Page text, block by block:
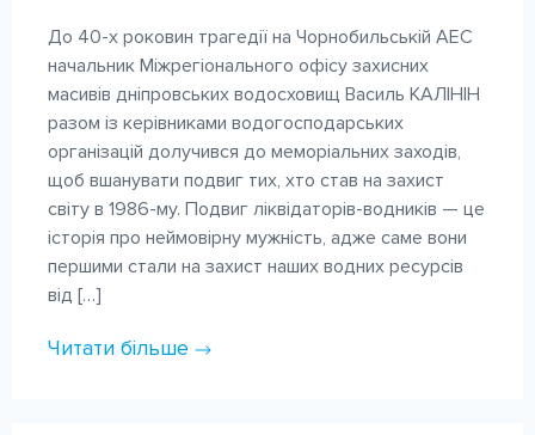
До 40-х роковин трагедії на Чорнобильській АЕС
начальник Міжрегіонального офісу захисних
масивів дніпровських водосховищ Василь КАЛІНІН
разом із керівниками водогосподарських
організацій долучився до меморіальних заходів,
щоб вшанувати подвиг тих, хто став на захист
світу в 1986-му. Подвиг ліквідаторів-водників — це
історія про неймовірну мужність, адже саме вони
першими стали на захист наших водних ресурсів
від […]
Читати більше